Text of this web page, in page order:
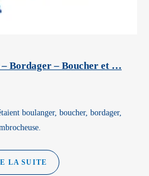
– Bordager – Boucher et …
boulanger, boucher, bordager,
LA SUITE